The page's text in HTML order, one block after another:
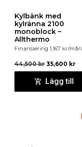
Kylbänk med
kylränna 2100
monoblock –
Allthermo
Finansiering 1,167 kr/mån
44,500kr 35,600 kr
Lägg till